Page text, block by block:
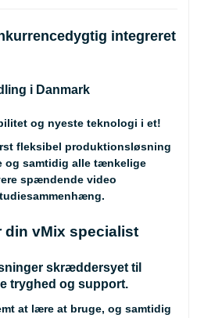
integreret
i Danmark
og nyeste teknologi i et!
fleksibel produktionsløsning
og samtidig alle tænkelige
spændende video
din vMix specialist
skræddersyet til
tryghed og support.
at lære at bruge, og samtidig